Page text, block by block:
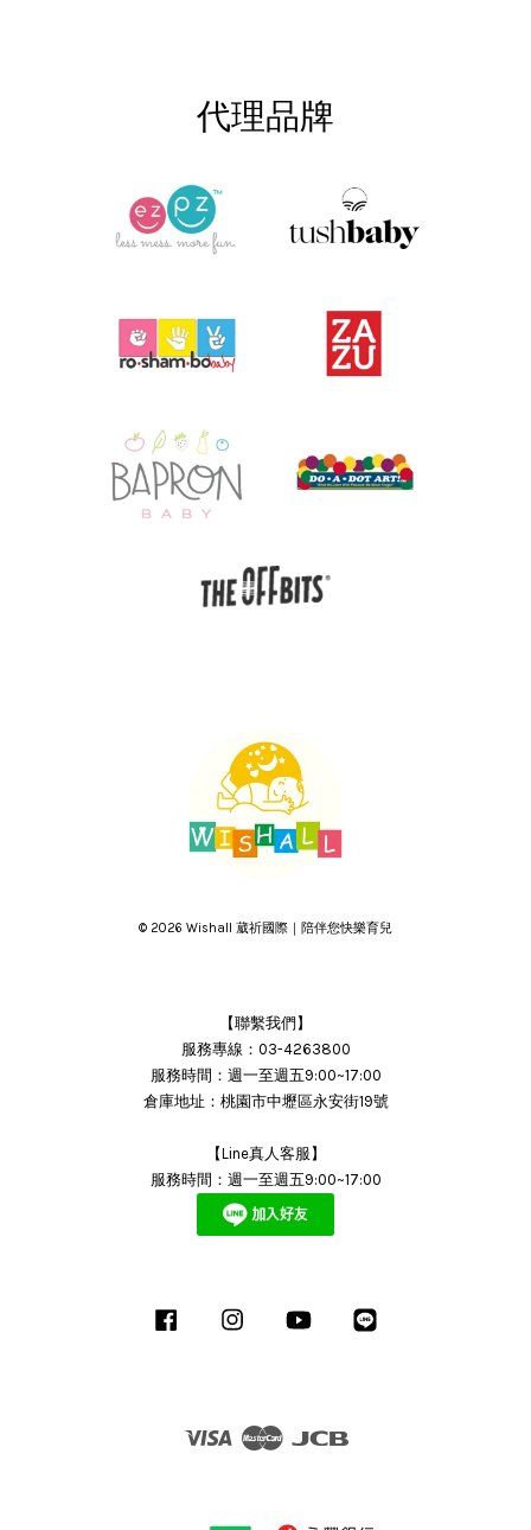
代理品牌
© 2026 Wishall 葳祈國際｜陪伴您快樂育兒
【聯繫我們】
服務專線：03-4263800
服務時間：週一至週五9:00~17:00
倉庫地址：桃園市中壢區永安街19號
【Line真人客服】
服務時間：週一至週五9:00~17:00
Facebook Instagram YouTube
Visa Master